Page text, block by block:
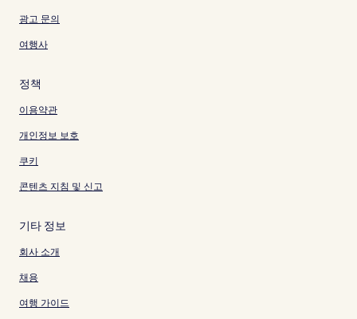
광고 문의
여행사
정책
이용약관
개인정보 보호
쿠키
콘텐츠 지침 및 신고
기타 정보
회사 소개
채용
여행 가이드